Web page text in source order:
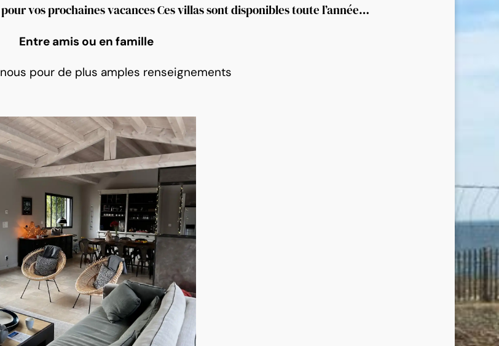
vos prochaines vacances Ces villas sont disponibles toute l’année…
Entre amis ou en famille
pour de plus amples renseignements